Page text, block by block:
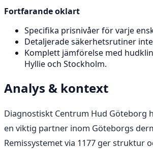
Fortfarande oklart
Specifika prisnivåer för varje
Detaljerade säkerhetsrutiner
Komplett jämförelse med
Hyllie och Stockholm.
Analys & kontext
Diagnostiskt Centrum Hud Göteborg
en viktig partner inom Göteborgs
Remissystemet via 1177 ger struktur